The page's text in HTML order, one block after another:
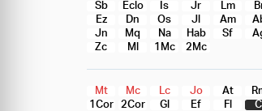
Sb
Eclo Is Jr Lm
Ez
Dn Os Jl Am
Jn
Mq Na Hab Sf
Zc
Ml 1Mc 2Mc
Mt Mc Lc Jo At
1Cor
2Cor Gl Ef Fl
Cl